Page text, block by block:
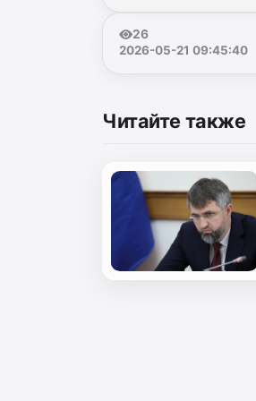
26
2026-05-21 09:45:40
Читайте также